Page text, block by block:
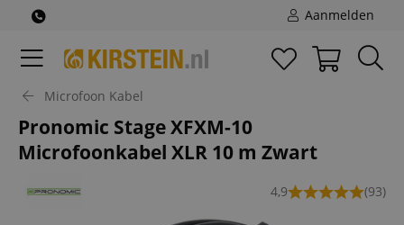
Aanmelden
Microfoon Kabel
Pronomic Stage XFXM-10
Microfoonkabel XLR 10 m Zwart
4,9 (93)